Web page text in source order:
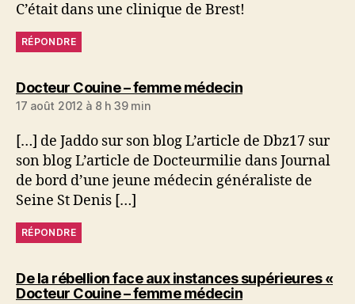
C’était dans une clinique de Brest!
RÉPONDRE
Docteur Couine – femme médecindit :
17 août 2012 à 8 h 39 min
[…] de Jaddo sur son blog L’article de Dbz17 sur
son blog L’article de Docteurmilie dans Journal
de bord d’une jeune médecin généraliste de
Seine St Denis […]
RÉPONDRE
De la rébellion face aux instances supérieures «
Docteur Couine – femme médecindit :